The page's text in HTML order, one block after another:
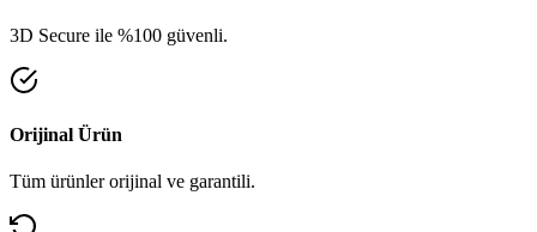
3D Secure ile %100 güvenli.
Orijinal Ürün
Tüm ürünler orijinal ve garantili.